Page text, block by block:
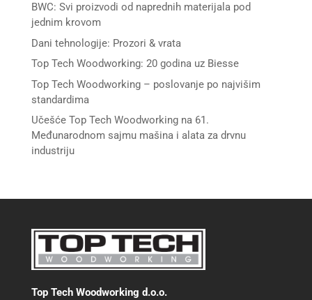
BWC: Svi proizvodi od naprednih materijala pod
jednim krovom
Dani tehnologije: Prozori & vrata
Top Tech Woodworking: 20 godina uz Biesse
Top Tech Woodworking – poslovanje po najvišim
standardima
Učešće Top Tech Woodworking na 61.
Međunarodnom sajmu mašina i alata za drvnu
industriju
Top Tech Woodworking d.o.o.